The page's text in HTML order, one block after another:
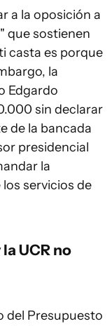
a la oposición a
que sostienen
casta es porque
la
Edgardo
sin declarar
de la bancada
presidencial
la
servicios de
UCR no
del Presupuesto